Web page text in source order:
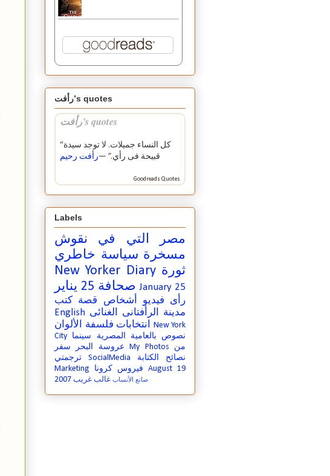
رأفت’s quotes
رأفت’s quotes
“كل النساء جميلات. لا توجد سيدة
قبيحة فى رأي.” —رأفت رحيم
Goodreads Quotes
Labels
نقوش
مصر التي في
خاطري سياسة مسخرة
New Yorker Diary ثورة
25 يناير صحافة January 25
كتب
قصة أشخاص فيديو
رأى
English الرأفتانى الغنائى
مدينة
الألوان
فلسفة انتخابات
New York
City سينما
نصوص بالعامية المصرية
سفر
عروسة البحر My Photos
من
ترجمتي
SocialMedia
نصائح الكتابة
Marketing
فيروس كرونا August 19
2007 غالب غريب صانع الأنساب